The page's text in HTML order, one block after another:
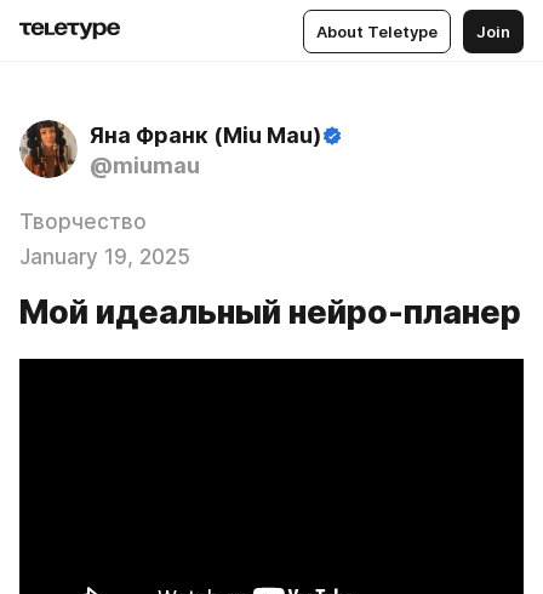
About Teletype Join
Яна Франк (Miu Mau)
@miumau
Творчество
January 19, 2025
Мой идеальный нейро-планер